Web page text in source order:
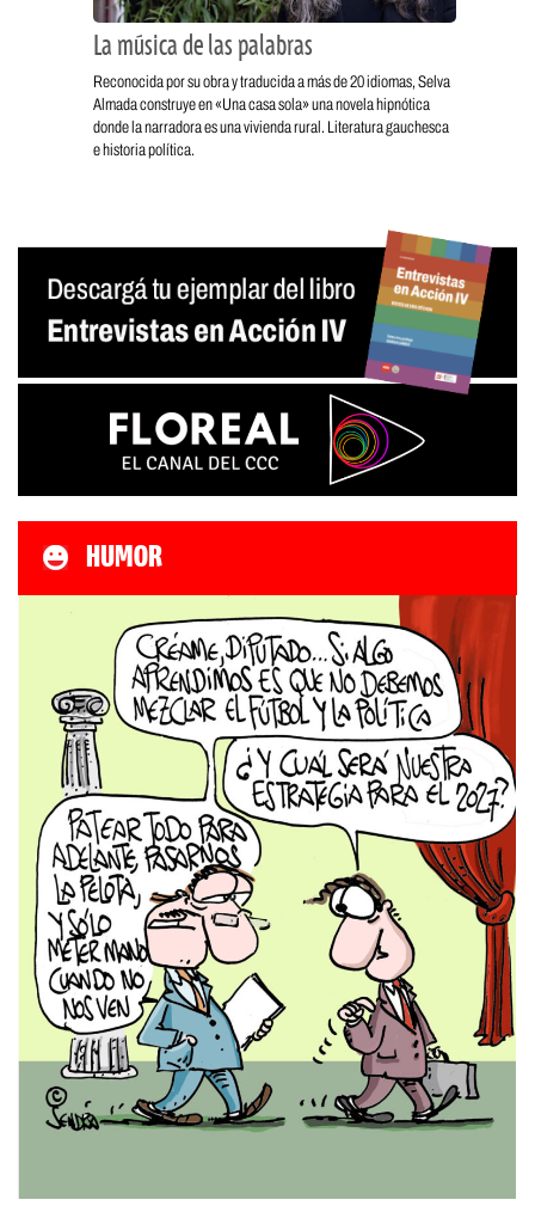
La música de las palabras
Reconocida por su obra y traducida a más de 20 idiomas, Selva
Almada construye en «Una casa sola» una novela hipnótica
donde la narradora es una vivienda rural. Literatura gauchesca
e historia política.
HUMOR